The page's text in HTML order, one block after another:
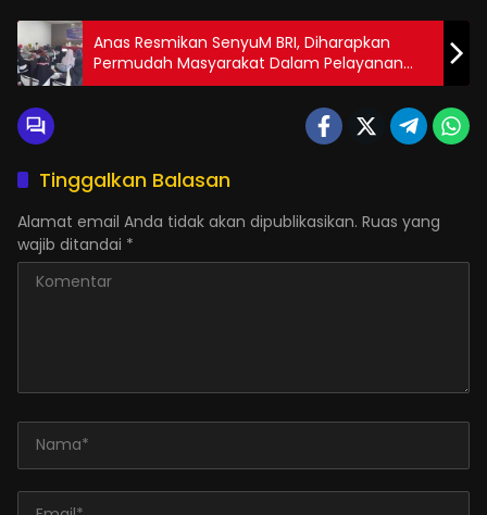
Anas Resmikan SenyuM BRI, Diharapkan
Permudah Masyarakat Dalam Pelayanan
Bertransaksi
Tinggalkan Balasan
Alamat email Anda tidak akan dipublikasikan. Ruas yang
wajib ditandai *